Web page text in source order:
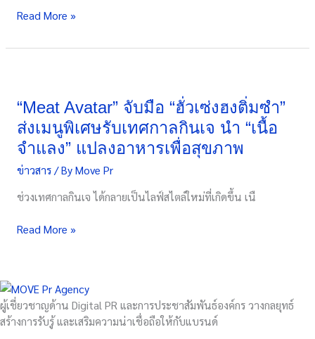
&
Royal
Orchid
Dining
Experience
(อร่อย
ฟ้า
ต้อง
ได้)
Read More »
“Meat Avatar” จับมือ “ฮั่วเซ่งฮงติ่มซำ”
ส่งเมนูพิเศษรับเทศกาลกินเจ นำ “เนื้อ
จำแลง” แปลงอาหารเพื่อสุขภาพ
ข่าวสาร/ ByMove Pr
ช่วงเทศกาลกินเจ ได้กลายเป็นไลฟ์สไตล์ใหม่ที่เกิดขึ้น เนื
จับ
มือ
“ฮั่ว
เซ่ง
ฮง
ส่ง
พิเศษ
กิน
เจ
Read More »
ผู้เชี่ยวชาญด้าน Digital PR และการประชาสัมพันธ์องค์กร วางกลยุทธ์
สร้างการรับรู้ และเสริมความน่าเชื่อถือให้กับแบรนด์